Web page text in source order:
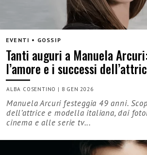
EVENTI • GOSSIP
Tanti auguri a Manuela
l’amore e i successi
ALBA COSENTINO | 8 GEN 2026
Manuela Arcuri festeggia 49 anni.
dell’attrice e modella italiana, dai
cinema e alle serie tv...